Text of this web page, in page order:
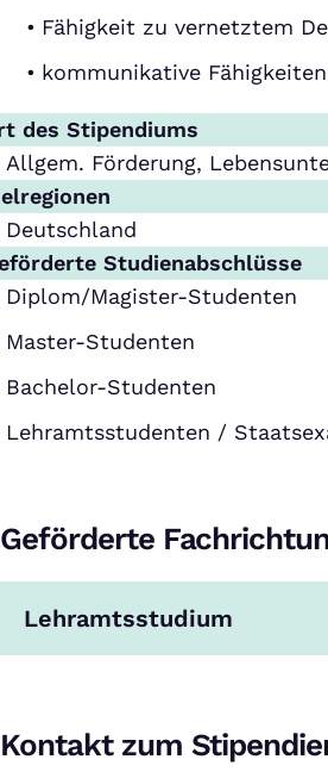
Fähigkeit zu vernetztem
kommunikative Fähigkeiten
des Stipendiums
Allgem. Förderung,
Deutschland
Studienabschlüsse
Diplom/Magister-Studenten
Master-Studenten
Bachelor-Studenten
Lehramtsstudenten /
Geförderte
Lehramtsstudium
Kontakt zum